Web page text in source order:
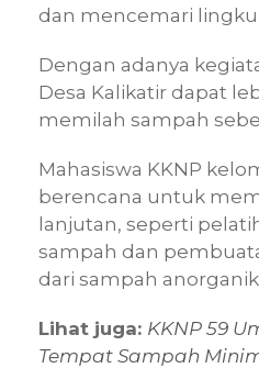
dan mencemari
Dengan adanya
Desa Kalikatir dapat
memilah sampah
Mahasiswa KKNP
berencana untuk
lanjutan, seperti
sampah dan
dari sampah
Lihat juga: KKNP 59
Tempat Sampah